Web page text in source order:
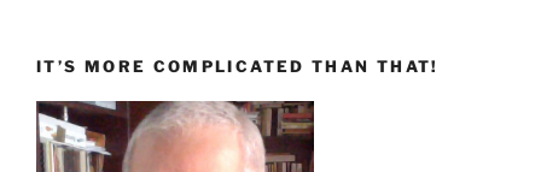
IT’S MORE COMPLICATED THAN THAT!